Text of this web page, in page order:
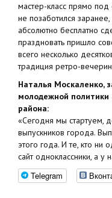
мастер-класс прямо
не позаботился
абсолютно бесплатно
праздновать пришло
всего несколько
традиция ретро-
Наталья Москаленко,
молодежной политики
района:
«Сегодня мы стартуем,
выпускников города.
этого года. И те, кто ни
сайт одноклассники, а у
Telegram